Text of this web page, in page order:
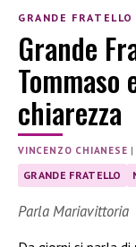
GRANDE FRATELLO
Grande
chiarezza
VINCENZO CHIANESE |
GRANDE FRATELLO
Parla Mariavittoria